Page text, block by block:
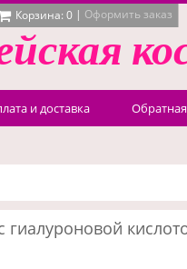
Корзина: 0| Оформить заказ
и доставка
гиалуроновой